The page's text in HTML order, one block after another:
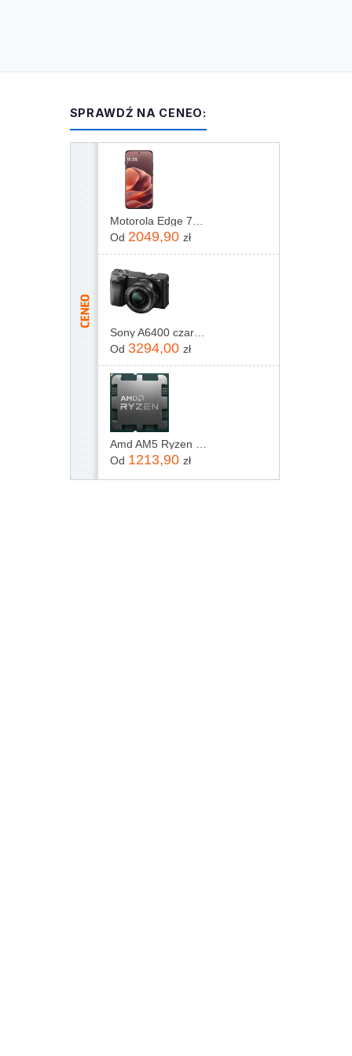
SPRAWDŹ NA CENEO:
Od 2049,90 zł
Sony A6400 czarny + 16-50mm
Od 3294,00 zł
Od 1213,90 zł